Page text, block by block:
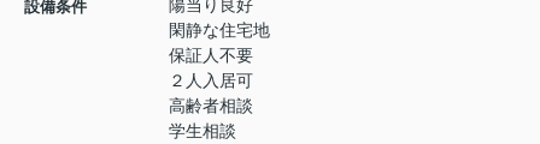
設備条件
陽当り良好
閑静な住宅地
保証人不要
２人入居可
高齢者相談
学生相談